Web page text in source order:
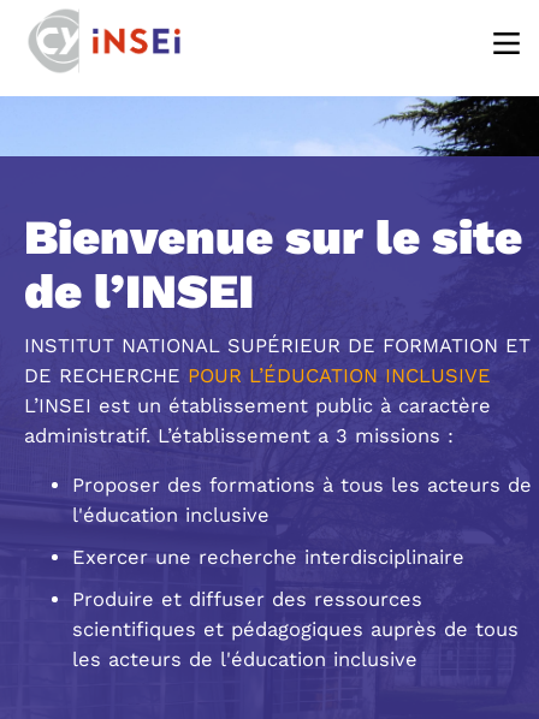
Bienvenue sur le site
de l’INSEI
INSTITUT NATIONAL SUPÉRIEUR DE FORMATION ET
DE RECHERCHE POUR L’ÉDUCATION INCLUSIVE
L’INSEI est un établissement public à caractère
administratif. L’établissement a 3 missions :
Proposer des formations à tous les acteurs de
l'éducation inclusive
Exercer une recherche interdisciplinaire
Produire et diffuser des ressources
scientifiques et pédagogiques auprès de tous
les acteurs de l'éducation inclusive